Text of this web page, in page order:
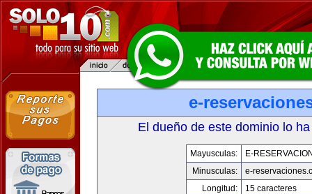
e-
El dueño de este dominio lo
Mayusculas:
E-
Minusculas:
e-
Longitud:
15 caracteres